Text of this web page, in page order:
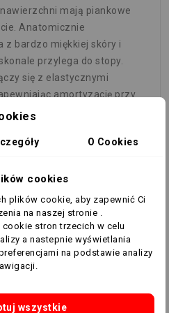
mają piankowe
Anatomicznie
z bardzo miękkiej skóry i
przylega do stopy.
się z elastycznymi
amortyzację przy
z przednią częścią stopy z
Sensepods
siłę uderzenia
przystosowana do
White / Hi-Res Blue / Legacy
O Cookies
cookies
plików cookie, aby zapewnić Ci
na naszej stronie .
stron trzecich w celu
a nastepnie wyświetlania
na podstawie analizy
wszystkie